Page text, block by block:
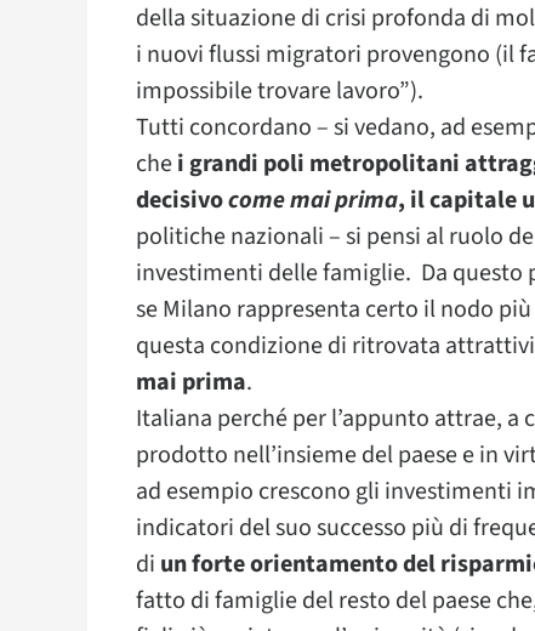
della situazione di crisi profonda di
i nuovi flussi migratori provengono (il
impossibile trovare lavoro”).
Tutti concordano – si vedano, ad
chei grandi poli metropolitani
decisivocome mai prima, il capitale
politiche nazionali – si pensi al ruolo
investimenti delle famiglie. Da
se Milano rappresenta certo il nodo
questa condizione di ritrovata
mai prima.
Italiana perché per l’appunto attrae,
prodotto nell’insieme del paese e in
ad esempio crescono gli investimenti
indicatori del suo successo più di
di un forte orientamento del
fatto di famiglie del resto del paese